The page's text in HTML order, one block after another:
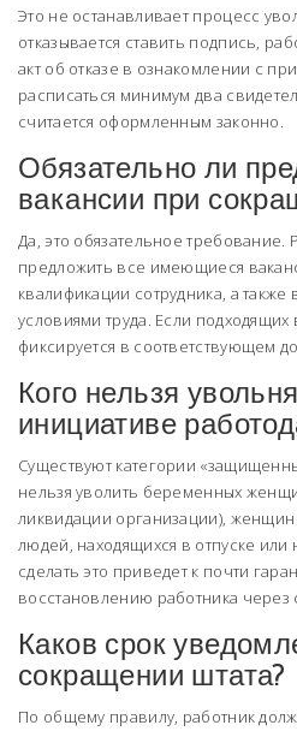
Это не останавливает процесс
отказывается ставить подпись,
акт об отказе в ознакомлении с
расписаться минимум два
считается оформленным законно.
Обязательно ли
вакансии при
Да, это обязательное требование.
предложить все имеющиеся
квалификации сотрудника, а
условиями труда. Если подходящих
фиксируется в соответствующем
Кого нельзя
инициативе
Существуют категории
нельзя уволить беременных
ликвидации организации), женщин
людей, находящихся в отпуске
сделать это приведет к почти
восстановлению работника через
Каков срок
сокращении штата?
По общему правилу, работник